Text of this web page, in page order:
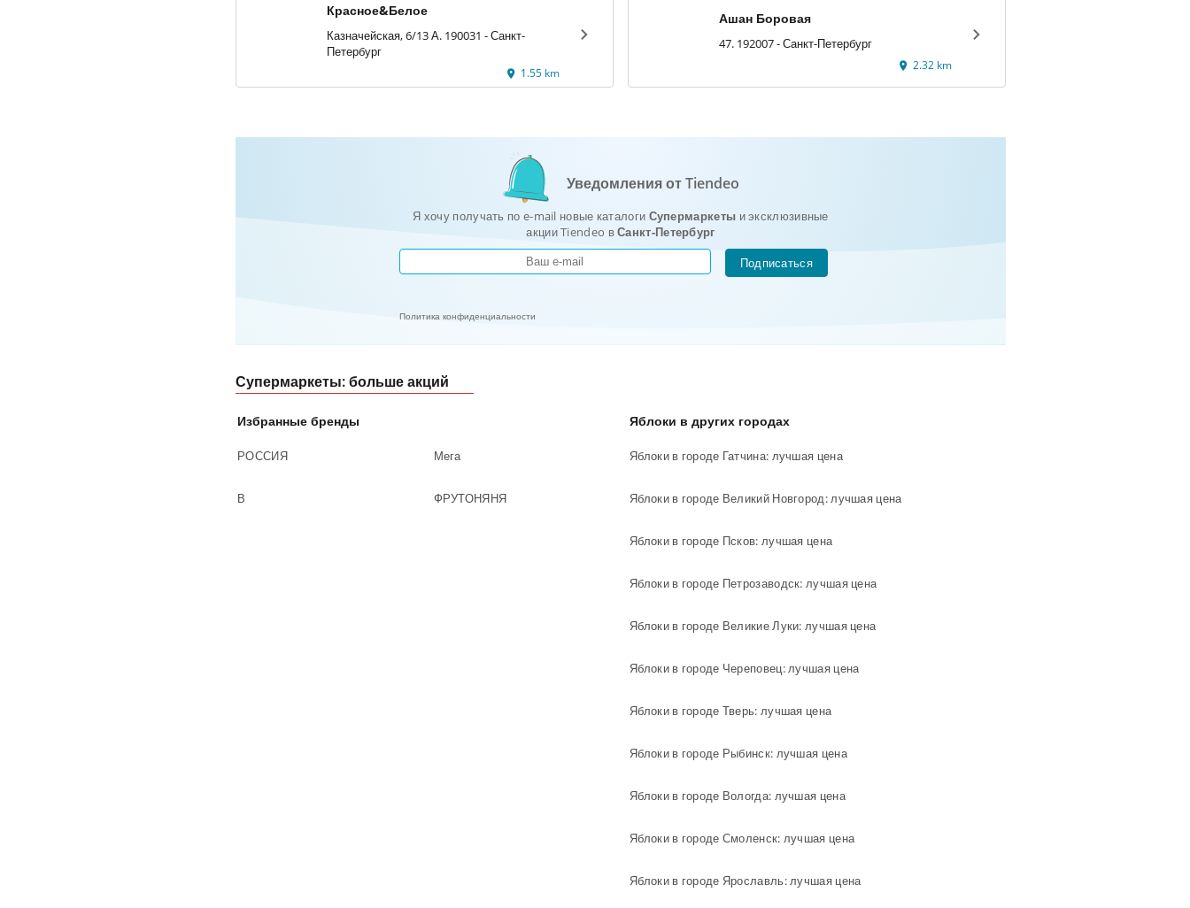
Красное&Белое
Казначейская, 6/13 А. 190031 - Санкт-
Петербург
1.55 km
Ашан Боровая
47. 192007 - Санкт-Петербург
2.32 km
Уведомления от Tiendeo
Я хочу получать по e-mail новые каталоги Супермаркеты и эксклюзивные
акции Tiendeo вСанкт-Петербург
Подписаться
Политика конфиденциальности
Супермаркеты: больше акций
Избранные бренды
РОССИЯ Мега
В ФРУТОНЯНЯ
Яблоки в других городах
Яблоки в городе Гатчина: лучшая цена
Яблоки в городе Великий Новгород: лучшая цена
Яблоки в городе Псков: лучшая цена
Яблоки в городе Петрозаводск: лучшая цена
Яблоки в городе Великие Луки: лучшая цена
Яблоки в городе Череповец: лучшая цена
Яблоки в городе Тверь: лучшая цена
Яблоки в городе Рыбинск: лучшая цена
Яблоки в городе Вологда: лучшая цена
Яблоки в городе Смоленск: лучшая цена
Яблоки в городе Ярославль: лучшая цена